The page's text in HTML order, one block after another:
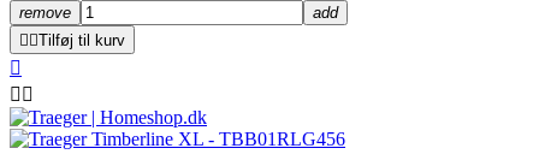
remove
add
 Tilføj til kurv

 